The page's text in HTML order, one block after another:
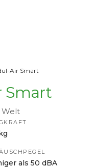
Air Smart
Smart
Welt
als 50 dBA